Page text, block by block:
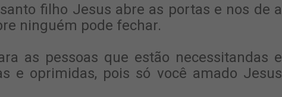
filho Jesus abre as portas e nos de a
ninguém pode fechar.
as pessoas que estão necessitandas e
e oprimidas, pois só você amado Jesus